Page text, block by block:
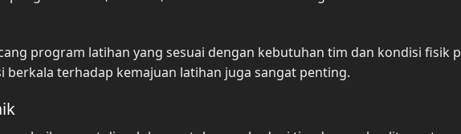
program latihan yang sesuai dengan kebutuhan tim dan kondisi fisik
berkala terhadap kemajuan latihan juga sangat penting.